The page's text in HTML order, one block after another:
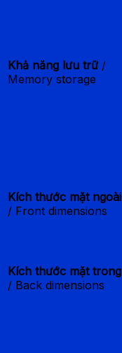
Khả năng lưu trữ/
Memory storage
Kích thước mặt ngoài
/ Front dimensions
Kích thước mặt trong
/ Back dimensions